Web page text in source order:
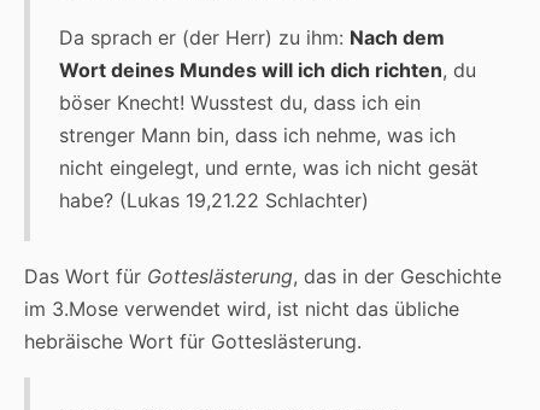
Da sprach er (der Herr) zu ihm: Nach dem
Wort deines Mundes will ich dich richten, du
böser Knecht! Wusstest du, dass ich ein
strenger Mann bin, dass ich nehme, was ich
nicht eingelegt, und ernte, was ich nicht gesät
habe? (Lukas 19,21.22 Schlachter)
Das Wort für Gotteslästerung, das in der Geschichte
im 3.Mose verwendet wird, ist nicht das übliche
hebräische Wort für Gotteslästerung.